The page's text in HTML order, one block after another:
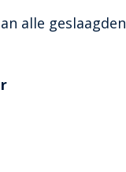
alle geslaagden